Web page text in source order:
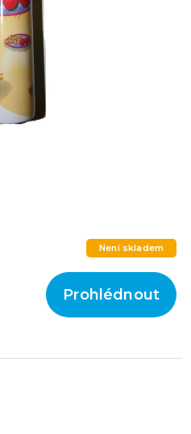
Není skladem
Prohlédnout